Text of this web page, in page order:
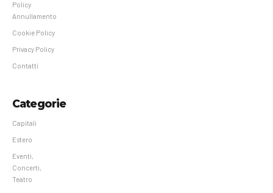
Policy
Annullamento
Cookie Policy
Privacy Policy
Contatti
Categorie
Capitali
Estero
Eventi,
Concerti,
Teatro